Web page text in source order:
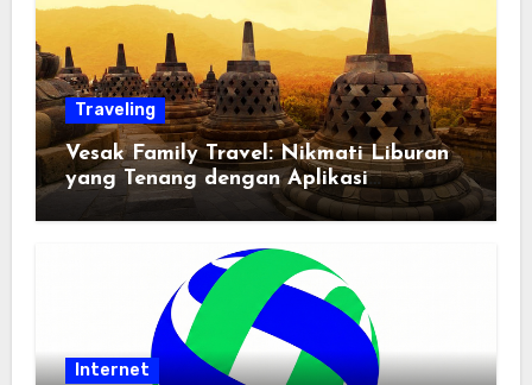
Traveling
Vesak Family Travel: Nikmati Liburan
yang Tenang dengan Aplikasi
Pemindai PDF
Internet